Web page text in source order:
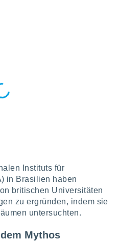
Instituts für
in Brasilien haben
britischen Universitäten
zu ergründen, indem sie
untersuchten.
Mythos